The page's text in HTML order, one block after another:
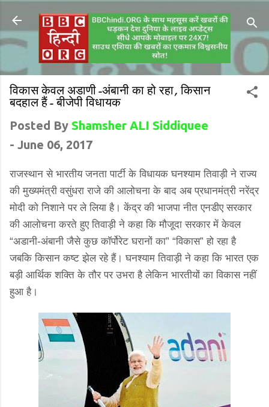
विकास केवल अडाणी-अंबानी का हो रहा, किसान
बदहाल हैं- बीजेपी विधायक
Posted By Shamsher ALI Siddiquee
- June 06, 2017
राजस्थान से भारतीय जनता पार्टी के विधायक घनश्याम तिवाड़ी ने राज्य
की मुख्यमंत्री वसुंधरा राजे की आलोचना के बाद अब प्रधानमंत्री नरेंद्र
मोदी को निशाने पर ले लिया है। केंद्र की भाजपा नीत एनडीए सरकार
की आलोचना करते हुए तिवाड़ी ने कहा कि मौजूदा सरकार में केवल
“अडानी-अंबानी जैसे कुछ कॉर्पोरेट घरानों का” “विकास” हो रहा है
जबकि किसान कष्ट झेल रहे हैं। घनश्याम तिवाड़ी ने कहा कि भारत एक
बड़ी आर्थिक शक्ति के तौर पर उभरा है लेकिन भारतीयों का विकास नहीं
हुआ है।